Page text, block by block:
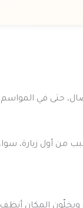
حتى في المواسم
يحددون السبب من
المكان